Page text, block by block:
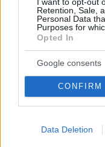
Retention, Sale,
Personal Data
Purposes for
Opted In
Google consents
CONFIRM
Data Deletion
Μακάρι να σε
ακόμη να μου
Γουίλις για τη
Ο ηθοποιός
ότι πάσχει από
16.06.2025, 11:55